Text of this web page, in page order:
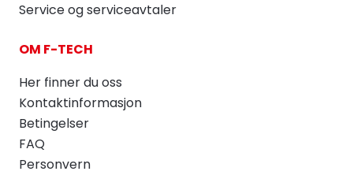
Service og serviceavtaler
OM F-TECH
Her finner du oss
Kontaktinformasjon
Betingelser
FAQ
Personvern